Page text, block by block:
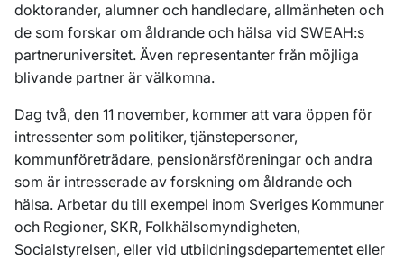
doktorander, alumner och handledare, allmänheten och
de som forskar om åldrande och hälsa vid SWEAH:s
partneruniversitet. Även representanter från möjliga
blivande partner är välkomna.
Dag två, den 11 november, kommer att vara öppen för
intressenter som politiker, tjänstepersoner,
kommunföreträdare, pensionärsföreningar och andra
som är intresserade av forskning om åldrande och
hälsa. Arbetar du till exempel inom Sveriges Kommuner
och Regioner, SKR, Folkhälsomyndigheten,
Socialstyrelsen, eller vid utbildningsdepartementet eller